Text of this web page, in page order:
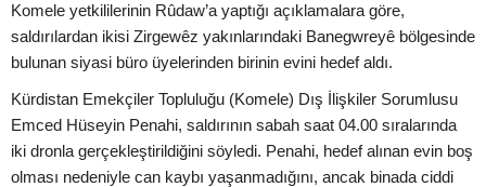
Komele yetkililerinin Rûdaw’a yaptığı açıklamalara göre,
saldırılardan ikisi Zirgewêz yakınlarındaki Banegwreyê bölgesinde
bulunan siyasi büro üyelerinden birinin evini hedef aldı.
Kürdistan Emekçiler Topluluğu (Komele) Dış İlişkiler Sorumlusu
Emced Hüseyin Penahi, saldırının sabah saat 04.00 sıralarında
iki dronla gerçekleştirildiğini söyledi. Penahi, hedef alınan evin boş
olması nedeniyle can kaybı yaşanmadığını, ancak binada ciddi